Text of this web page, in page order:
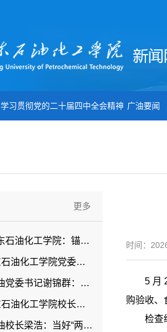
学习贯彻党的二十届四中全会精神 广油要闻
时间：
5 月
购验收、
检查
更多
【羊城派】广东石油化工学院：锚定绿色石化，赋能两业协同
【南方+】广东石油化工学院党委书记谢锦群：扎根石化产业，赋能广东现代化产业体系建设
【羊城派】广油党委书记谢锦群：锚定绿色石化，赋能两业协同
【南方+】广东石油化工学院校长梁浩：锚定“申博改大”目标，持续提升服务能级
【羊城派】广油校长梁浩：当好“两业协同”的创新策源者和人才供给者